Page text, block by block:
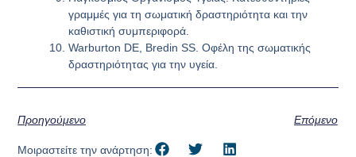
γραμμές για τη σωματική δραστηριότητα και την
καθιστική συμπεριφορά.
Warburton DE, Bredin SS. Οφέλη της σωματικής
δραστηριότητας για την υγεία.
Προηγούμενο Επόμενο
Μοιραστείτε την ανάρτηση: